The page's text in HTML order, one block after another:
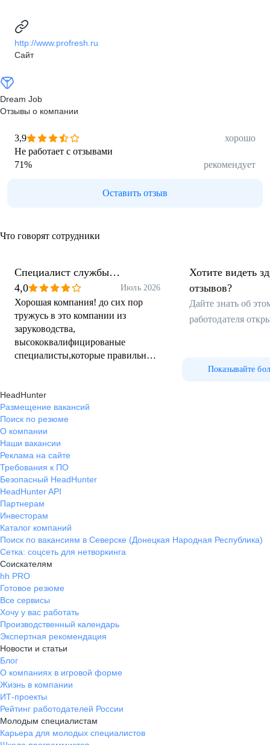
http://www.profresh.ru
Сайт
Dream Job
Отзывы о компании
3,9
хорошо
Не работает с отзывами
71% рекомендует
Оставить отзыв
Что говорят сотрудники
Специалист службы
безопасности
4,0 Июль 2026
Хорошая компания! до сих пор
тружусь в это компании из
заруководства,
высококвалифицированые
специалисты,которые правильно
взаимопонимание!
Хотите видеть
отзывов?
Дайте знать об
работодателя
Показывайте
HeadHunter
Размещение вакансий
Поиск по резюме
О компании
Наши вакансии
Реклама на сайте
Требования к ПО
Безопасный HeadHunter
HeadHunter API
Партнерам
Инвесторам
Каталог компаний
Поиск по вакансиям в Северске (Донецкая Народная Республика)
Сетка: соцсеть для нетворкинга
Соискателям
hh PRO
Готовое резюме
Все сервисы
Хочу у вас работать
Производственный календарь
Экспертная рекомендация
Новости и статьи
Блог
О компаниях в игровой форме
Жизнь в компании
ИТ-проекты
Рейтинг работодателей России
Молодым специалистам
Карьера для молодых специалистов